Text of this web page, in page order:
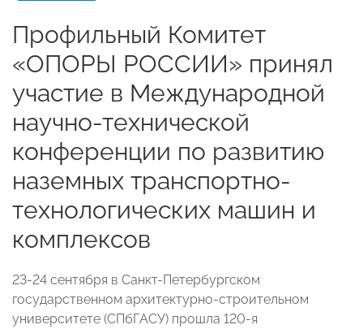
Профильный Комитет
«ОПОРЫ РОССИИ» принял
участие в Международной
научно-технической
конференции по развитию
наземных транспортно-
технологических машин и
комплексов
23-24 сентября в Санкт-Петербургском
государственном архитектурно-строительном
университете (СПбГАСУ) прошла 120-я